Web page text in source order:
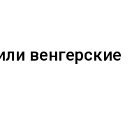
венгерские